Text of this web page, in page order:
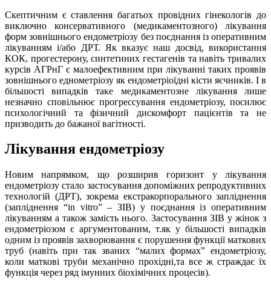
Скептичним є ставлення багатьох провідних гінекологів до
виключно консервативного (медикаментозного) лікування
форм зовнішнього ендометріозу без поєднання із оперативним
лікуванням і/або ДРТ. Як вказує наш досвід, використання
КОК, прогестерону, синтетиних гестагенів та навіть тривалих
курсів АГРнГ є малоефективним при лікуванні таких проявів
зовнішнього еднометріозу як ендометріоїдні кісти яєчників. І в
більшості випадків таке медикаментозне лікування лише
незначно сповільнює прогрессування ендометріозу, посилює
психологічний та фізичний дискомфорт пацієнтів та не
призводить до бажаної вагітності.
Лікування ендометріозу
Новим напрямком, що розширив горизонт у лікування
ендометріозу стало застосування допоміжних репродуктивних
технологій (ДРТ), зокрема екстракорпорального запліднення
(запліднення “in vitro” – ЗІВ) у поєднання із оперативним
лікуванням а також замість нього. Застосування ЗІВ у жінок з
ендометріозом є аргументованим, т.як у більшості випадків
одним із проявів захворювання є порушення функції маткових
труб (навіть при так званих “малих формах” ендометріозу,
коли маткові труби механічно прохідні,та все ж страждає їх
функція через ряд імунних біохімічних процесів).